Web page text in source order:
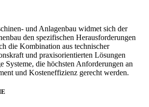
und Anlagenbau widmet sich der
den spezifischen Herausforderungen
die Kombination aus technischer
und praxisorientierten Lösungen
Systeme, die höchsten Anforderungen an
und Kosteneffizienz gerecht werden.